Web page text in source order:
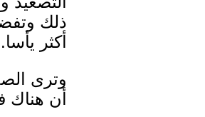
ذلك
أكثر يأسا.
وترى
أن هناك